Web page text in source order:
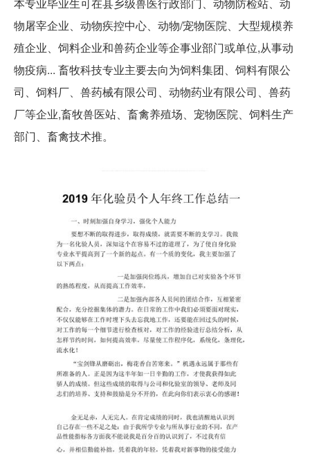
物屠宰企业、动物疾控中心、动物/宠物医院、大型规模养
殖企业、饲料企业和兽药企业等企事业部门或单位,从事动
物疫病... 畜牧科技专业主要去向为饲料集团、饲料有限公
司、饲料厂、兽药械有限公司、动物药业有限公司、兽药
厂等企业,畜牧兽医站、畜禽养殖场、宠物医院、饲料生产
部门、畜禽技术推。